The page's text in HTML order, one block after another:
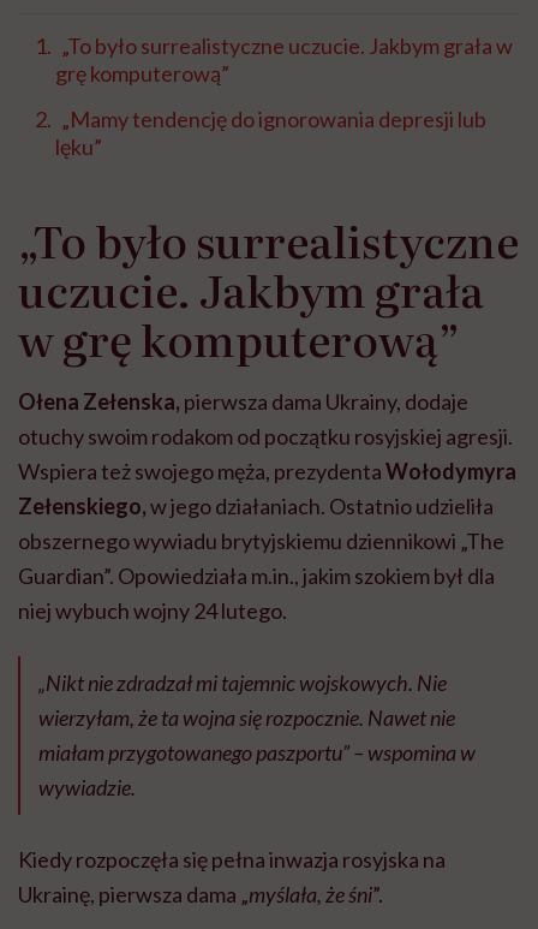
„To było surrealistyczne uczucie. Jakbym grała w
grę komputerową”
„Mamy tendencję do ignorowania depresji lub
lęku”
„To było surrealistyczne
uczucie. Jakbym grała
w grę komputerową”
Ołena Zełenska, pierwsza dama Ukrainy, dodaje
otuchy swoim rodakom od początku rosyjskiej agresji.
Wspiera też swojego męża, prezydentaWołodymyra
Zełenskiego,w jego działaniach. Ostatnio udzieliła
obszernego wywiadu brytyjskiemu dziennikowi „The
Guardian”. Opowiedziała m.in., jakim szokiem był dla
niej wybuch wojny 24 lutego.
„Nikt nie zdradzał mi tajemnic wojskowych. Nie
wierzyłam, że ta wojna się rozpocznie. Nawet nie
miałam przygotowanego paszportu” – wspomina w
wywiadzie.
Kiedy rozpoczęła się pełna inwazja rosyjska na
Ukrainę, pierwsza dama „myślała, że śni”.